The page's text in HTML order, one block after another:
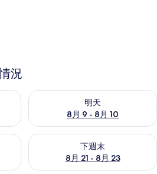
況
應情況
明天
8月 9 - 8月 10
查看明天 (8月 9 - 8月 10) 的供
的供應情況
下週末
8月 21 - 8月 23
查看下週末 (8月 21 - 8月 23)